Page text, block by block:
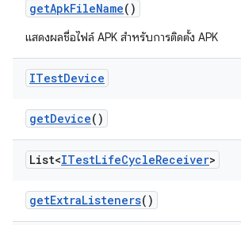
getApkFileName()
แสดงผลชื่อไฟล์ APK สำหรับการติดตั้ง APK
ITestDevice
getDevice()
List<ITestLifeCycleReceiver>
getExtraListeners()